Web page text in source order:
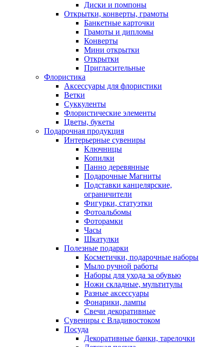
Диски и помпоны
Открытки, конверты, грамоты
Банкетные карточки
Грамоты и дипломы
Конверты
Мини открытки
Открытки
Пригласительные
Флористика
Аксессуары для флористики
Ветки
Суккуленты
Флористические элементы
Цветы, букеты
Подарочная продукция
Интерьерные сувениры
Ключницы
Копилки
Панно деревянные
Подарочные Магниты
Подставки канцелярские,
ограничители
Фигурки, статуэтки
Фотоальбомы
Фоторамки
Часы
Шкатулки
Полезные подарки
Косметички, подарочные наборы
Мыло ручной работы
Наборы для ухода за обувью
Ножи складные, мультитулы
Разные аксессуары
Фонарики, лампы
Свечи декоративные
Сувениры с Владивостоком
Посуда
Декоративные банки, тарелочки